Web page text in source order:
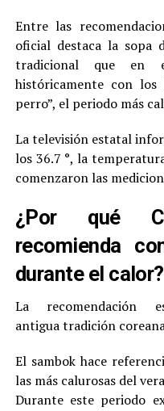
Entre las
oficial destaca la
tradicional que en
históricamente con los
perro”, el periodo más
La televisión estatal
los 36.7 °, la
comenzaron las
¿Por qué
recomienda
durante el calor?
La recomendación
antigua tradición
El sambok hace
las más calurosas del
Durante este periodo